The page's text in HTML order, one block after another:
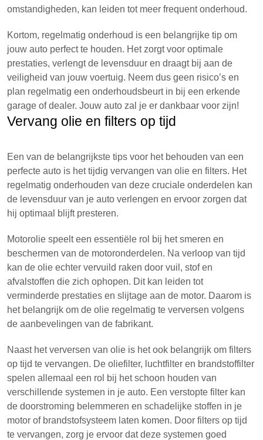
omstandigheden, kan leiden tot meer frequent onderhoud.
Kortom, regelmatig onderhoud is een belangrijke tip om
jouw auto perfect te houden. Het zorgt voor optimale
prestaties, verlengt de levensduur en draagt bij aan de
veiligheid van jouw voertuig. Neem dus geen risico’s en
plan regelmatig een onderhoudsbeurt in bij een erkende
garage of dealer. Jouw auto zal je er dankbaar voor zijn!
Vervang olie en filters op tijd
Een van de belangrijkste tips voor het behouden van een
perfecte auto is het tijdig vervangen van olie en filters. Het
regelmatig onderhouden van deze cruciale onderdelen kan
de levensduur van je auto verlengen en ervoor zorgen dat
hij optimaal blijft presteren.
Motorolie speelt een essentiële rol bij het smeren en
beschermen van de motoronderdelen. Na verloop van tijd
kan de olie echter vervuild raken door vuil, stof en
afvalstoffen die zich ophopen. Dit kan leiden tot
verminderde prestaties en slijtage aan de motor. Daarom is
het belangrijk om de olie regelmatig te verversen volgens
de aanbevelingen van de fabrikant.
Naast het verversen van olie is het ook belangrijk om filters
op tijd te vervangen. De oliefilter, luchtfilter en brandstoffilter
spelen allemaal een rol bij het schoon houden van
verschillende systemen in je auto. Een verstopte filter kan
de doorstroming belemmeren en schadelijke stoffen in je
motor of brandstofsysteem laten komen. Door filters op tijd
te vervangen, zorg je ervoor dat deze systemen goed